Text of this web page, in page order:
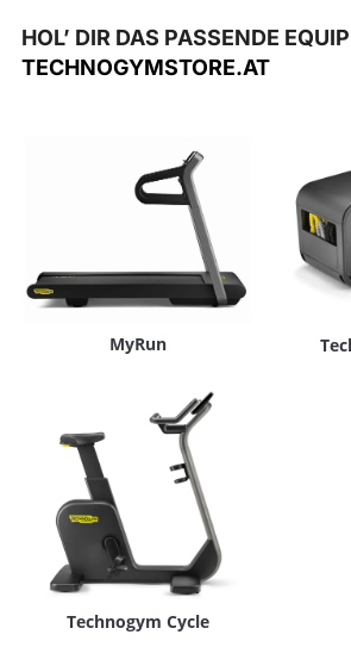
HOL’ DIR DAS PASSENDE
TECHNOGYMSTORE.AT
MyRun
Technogym Cycle